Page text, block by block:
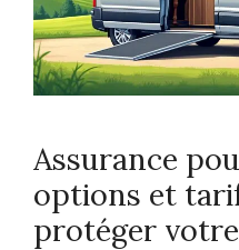
Assurance
options et
protéger